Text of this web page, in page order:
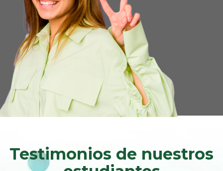
Testimonios de nuestros